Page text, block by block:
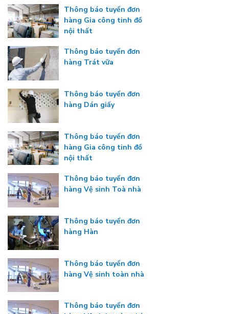
Thông báo tuyển đơn
hàng Gia công tinh đồ
nội thất
Thông báo tuyển đơn
hàng Trát vữa
Thông báo tuyển đơn
hàng Dán giấy
Thông báo tuyển đơn
hàng Gia công tinh đồ
nội thất
Thông báo tuyển đơn
hàng Vệ sinh Toà nhà
Thông báo tuyển đơn
hàng Hàn
Thông báo tuyển đơn
hàng Vệ sinh toàn nhà
Thông báo tuyển đơn